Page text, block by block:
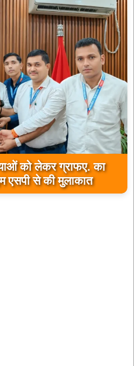
सेट का उद्घाटन, बंदियों को
का अवसर